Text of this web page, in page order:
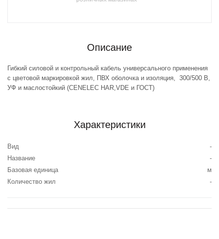
Описание
Гибкий силовой и контрольный кабель универсального применения
с цветовой маркировкой жил, ПВХ оболочка и изоляция, 300/500 В,
УФ и маслостойкий (CENELEC HAR,VDE и ГОСТ)
Характеристики
Вид
-
Название
-
Базовая единица
м
Количество жил
-